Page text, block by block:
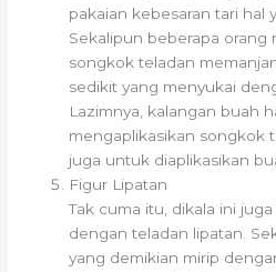
pakaian kebesaran tari hal
Sekalipun beberapa orang
songkok teladan
sedikit yang menyukai
Lazimnya, kalangan buah
mengaplikasikan songkok
juga untuk diaplikasikan
Figur Lipatan
Tak cuma itu, dikala ini
dengan teladan lipatan.
yang demikian mirip